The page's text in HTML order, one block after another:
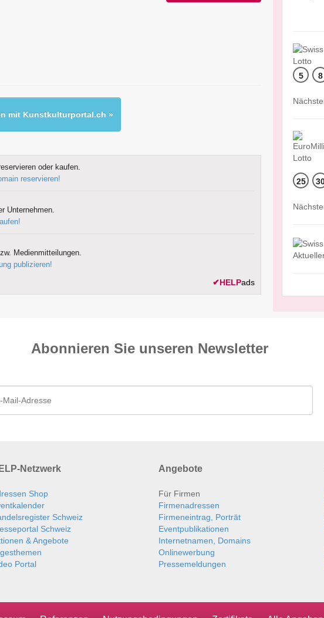
mit Kunstkulturportal.ch »
oder kaufen.
reservieren!
Unternehmen.
Medienmitteilungen.
publizieren!
✔HELPads
5 8
25
Abonnieren Sie unseren News­letter
Netzwerk
Shop
Schweiz
Schweiz
& Angebote
Portal
Angebote
Für Firmen
Firmenadressen
Firmeneintrag, Porträt
Eventpublikationen
Internetnamen, Domains
Onlinewerbung
Pressemeldungen